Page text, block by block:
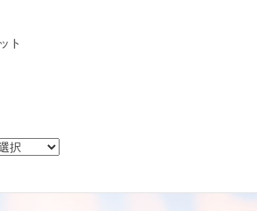
ト